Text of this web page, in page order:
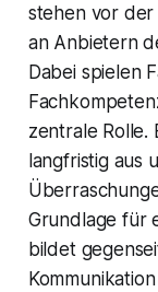
stehen vor der
an Anbietern
Dabei spielen
zentrale Rolle.
langfristig aus
Grundlage für
bildet